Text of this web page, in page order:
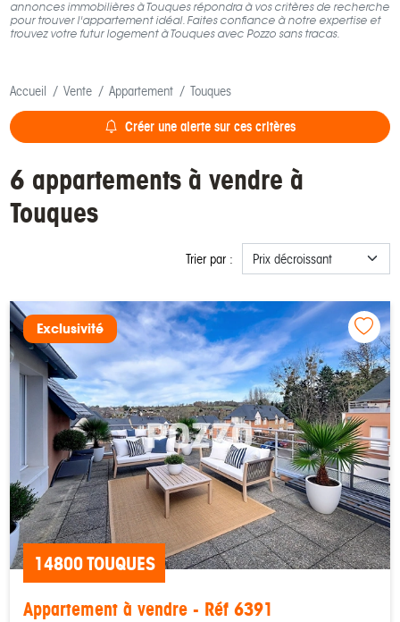
annonces immobilières à Touques répondra à vos critères de recherche
pour trouver l'appartement idéal. Faites confiance à notre expertise et
trouvez votre futur logement à Touques avec Pozzo sans tracas.
Accueil Vente Appartement Touques
Créer une alerte sur ces critères
6 appartements à vendre à
Touques
Trier par :
Exclusivité
14800 TOUQUES
Appartement à vendre - Réf 6391